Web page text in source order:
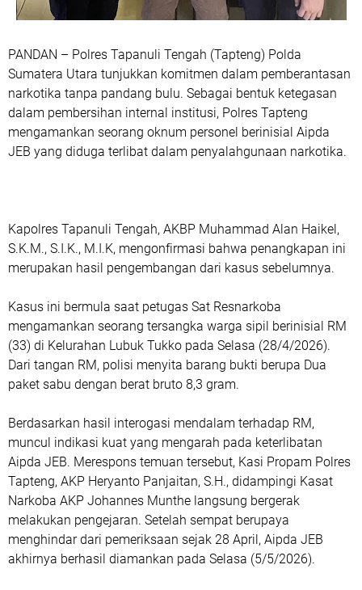
PANDAN – Polres Tapanuli Tengah (Tapteng) Polda
Sumatera Utara tunjukkan komitmen dalam pemberantasan
narkotika tanpa pandang bulu. Sebagai bentuk ketegasan
dalam pembersihan internal institusi, Polres Tapteng
mengamankan seorang oknum personel berinisial Aipda
JEB yang diduga terlibat dalam penyalahgunaan narkotika.
Kapolres Tapanuli Tengah, AKBP Muhammad Alan Haikel,
S.K.M., S.I.K., M.I.K, mengonfirmasi bahwa penangkapan ini
merupakan hasil pengembangan dari kasus sebelumnya.
Kasus ini bermula saat petugas Sat Resnarkoba
mengamankan seorang tersangka warga sipil berinisial RM
(33) di Kelurahan Lubuk Tukko pada Selasa (28/4/2026).
Dari tangan RM, polisi menyita barang bukti berupa Dua
paket sabu dengan berat bruto 8,3 gram.
Berdasarkan hasil interogasi mendalam terhadap RM,
muncul indikasi kuat yang mengarah pada keterlibatan
Aipda JEB. Merespons temuan tersebut, Kasi Propam Polres
Tapteng, AKP Heryanto Panjaitan, S.H., didampingi Kasat
Narkoba AKP Johannes Munthe langsung bergerak
melakukan pengejaran. Setelah sempat berupaya
menghindar dari pemeriksaan sejak 28 April, Aipda JEB
akhirnya berhasil diamankan pada Selasa (5/5/2026).